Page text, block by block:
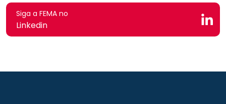
Siga a FEMA no
Linkedin